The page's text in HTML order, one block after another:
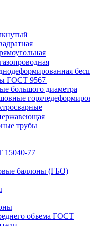
ГОСТ 9567
большого диаметра
трубы
77
баллоны (ГБО)
объема ГОСТ